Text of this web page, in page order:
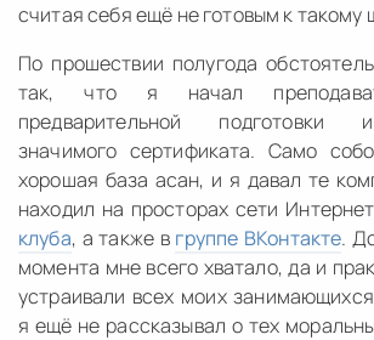
считая себя ещё не готовым к такому
По прошествии полугода
так, что я начал
предварительной подготовки
значимого сертификата. Само
хорошая база асан, и я давал те
находил на просторах сети
клуба, а также в группе ВКонтакте.
момента мне всего хватало, да и
устраивали всех моих
я ещё не рассказывал о тех